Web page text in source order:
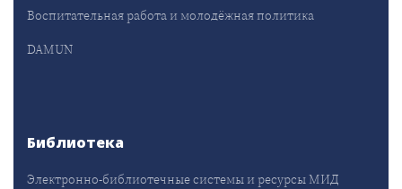
Воспитательная работа и молодёжная политика
DAMUN
Библиотека
Электронно-библиотечные системы и ресурсы МИД